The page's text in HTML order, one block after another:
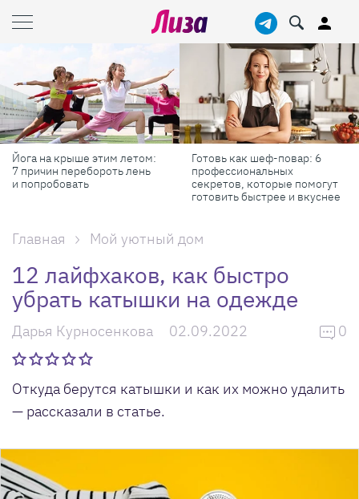
Готовь как шеф-повар: 6
профессиональных
секретов, которые помогут
Масштабные приключения:
самые красивые фестивали
России в августе
Главная Мой уютный дом
12 лайфхаков, как быстро
убрать катышки на одежде
Дарья Курносенкова 02.09.2022 0
Откуда берутся катышки и как их можно удалить
— рассказали в статье.